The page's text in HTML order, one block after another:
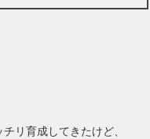
リ育成してきたけど、